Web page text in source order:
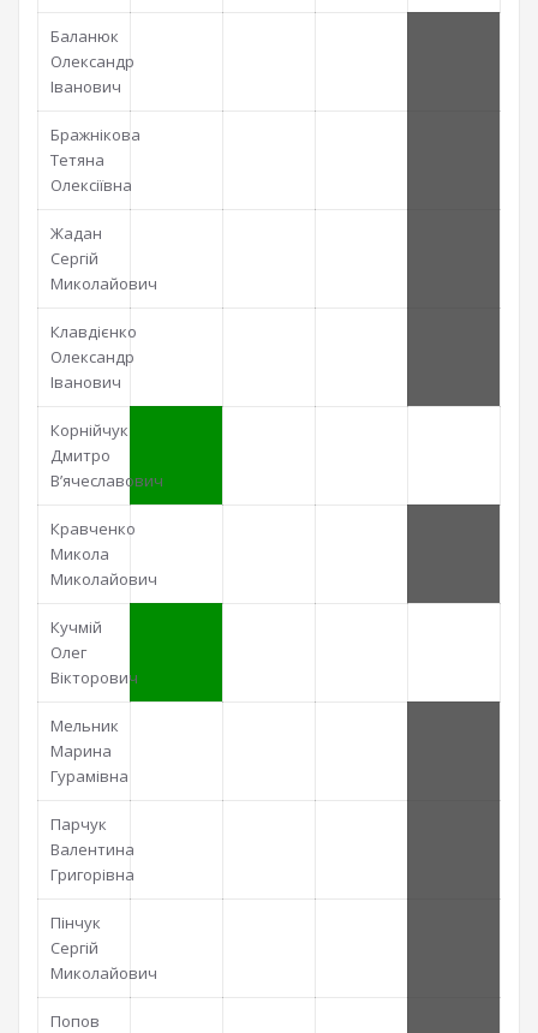
Баланюк
Олександр
Іванович
Бражнікова
Тетяна
Олексіївна
Жадан
Сергій
Миколайович
Клавдієнко
Олександр
Іванович
Корнійчук
Дмитро
В’ячеславович
Кравченко
Микола
Миколайович
Кучмій
Олег
Вікторович
Мельник
Марина
Гурамівна
Парчук
Валентина
Григорівна
Пінчук
Сергій
Миколайович
Попов